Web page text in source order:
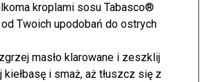
kroplami sosu Tabasco®
Twoich upodobań do ostrych
masło klarowane i zeszklij
kiełbasę i smaż, aż tłuszcz się z